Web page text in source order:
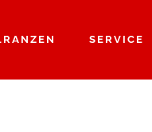
SERVICE